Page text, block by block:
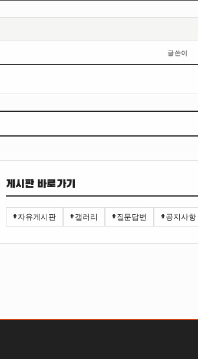
글쓴이
게시판 바로가기
#자유게시판 #갤러리 #질문답변 #공지사항